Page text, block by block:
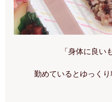
「身体に良い
勤めているとゆっくり